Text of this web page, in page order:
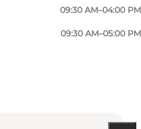
09:30 AM–04:00 PM
09:30 AM–05:00 PM